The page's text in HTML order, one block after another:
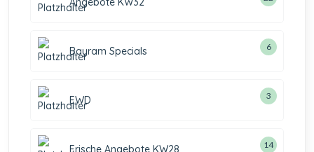
Bayram Specials 6
EWD 3
Frische Angebote KW28 14